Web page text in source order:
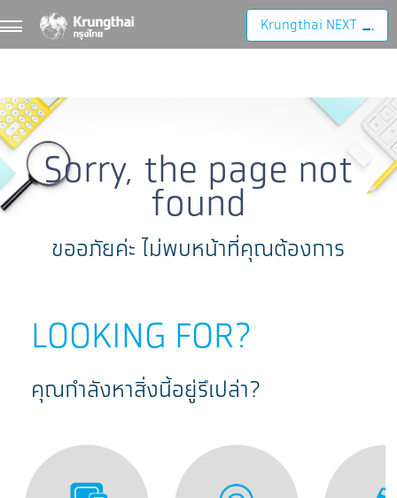
Krungthai NEXT
Sorry, the page not
found
ขออภัยค่ะ ไม่พบหน้าที่คุณต้องการ
LOOKING FOR?
คุณกำลังหาสิ่งนี้อยู่รึเปล่า?